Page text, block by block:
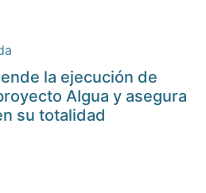
la ejecución de
AIgua y asegura
su totalidad